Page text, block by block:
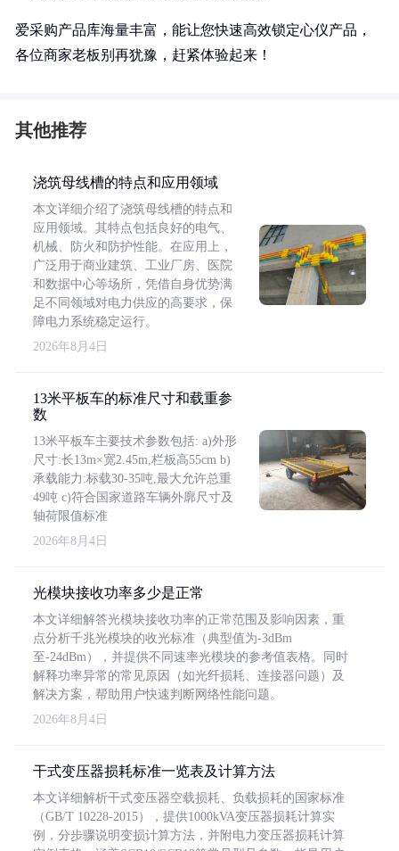
爱采购产品库海量丰富，能让您快速高效锁定心仪产品，
各位商家老板别再犹豫，赶紧体验起来！
其他推荐
浇筑母线槽的特点和应用领域
本文详细介绍了浇筑母线槽的特点和
应用领域。其特点包括良好的电气、
机械、防火和防护性能。在应用上，
广泛用于商业建筑、工业厂房、医院
和数据中心等场所，凭借自身优势满
足不同领域对电力供应的高要求，保
障电力系统稳定运行。
2026年8月4日
13米平板车的标准尺寸和载重参
数
13米平板车主要技术参数包括: a)外形
尺寸:长13m×宽2.45m,栏板高55cm b)
承载能力:标载30-35吨,最大允许总重
49吨 c)符合国家道路车辆外廓尺寸及
轴荷限值标准
2026年8月4日
光模块接收功率多少是正常
本文详细解答光模块接收功率的正常范围及影响因素，重
点分析千兆光模块的收光标准（典型值为-3dBm
至-24dBm），并提供不同速率光模块的参考值表格。同时
解释功率异常的常见原因（如光纤损耗、连接器问题）及
解决方案，帮助用户快速判断网络性能问题。
2026年8月4日
干式变压器损耗标准一览表及计算方法
本文详细解析干式变压器空载损耗、负载损耗的国家标准
（GB/T 10228-2015），提供1000kVA变压器损耗计算实
例，分步骤说明变损计算方法，并附电力变压器损耗计算